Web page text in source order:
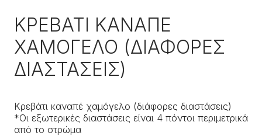
ΚΡΕΒΑΤΙ ΚΑΝΑΠΕ
ΧΑΜΟΓΕΛΟ (ΔΙΑΦΟΡΕΣ
ΔΙΑΣΤΑΣΕΙΣ)
Κρεβάτι καναπέ χαμόγελο (διάφορες διαστάσεις)
*Οι εξωτερικές διαστάσεις είναι 4 πόντοι περιμετρικά
από το στρώμα